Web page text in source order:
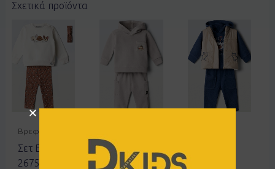
Σχετικά προϊόντα
Βρεφικά
Σετ Ebita
267515
Σετ
Hashtag